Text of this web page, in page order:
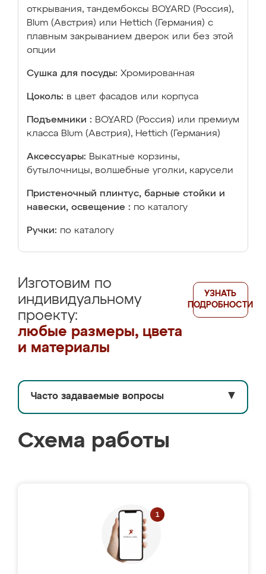
открывания, тандембоксы BOYARD (Россия),
Blum (Австрия) или Hettich (Германия) с
плавным закрыванием дверок или без этой
опции
Сушка для посуды: Хромированная
Цоколь: в цвет фасадов или корпуса
Подъемники : BOYARD (Россия) или премиум
класса Blum (Австрия), Hettich (Германия)
Аксессуары: Выкатные корзины,
бутылочницы, волшебные уголки, карусели
Пристеночный плинтус, барные стойки и
навески, освещение : по каталогу
Ручки: по каталогу
Изготовим по
индивидуальному
проекту:
любые размеры, цвета
и материалы
УЗНАТЬ
ПОДРОБНОСТИ
Часто задаваемые вопросы ▼
Схема работы